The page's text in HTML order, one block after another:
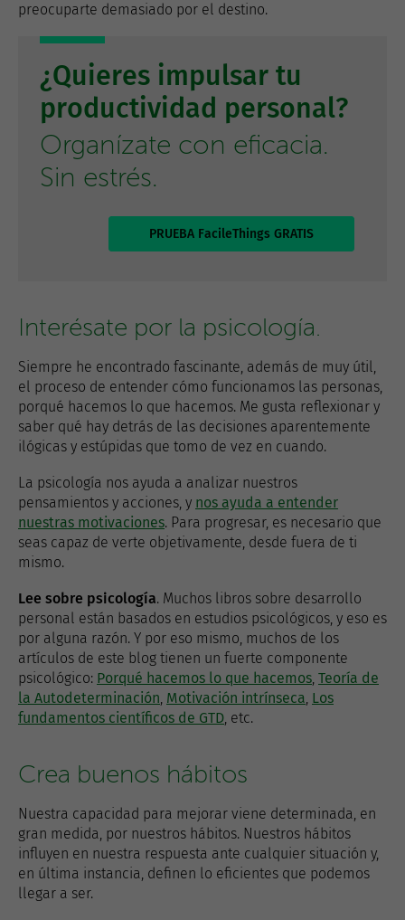
preocuparte demasiado por el destino.
¿Quieres impulsar tu
productividad personal?
Organízate con eficacia.
Sin estrés.
PRUEBA FacileThings GRATIS
Interésate por la psicología.
Siempre he encontrado fascinante, además de muy útil,
el proceso de entender cómo funcionamos las personas,
porqué hacemos lo que hacemos. Me gusta reflexionar y
saber qué hay detrás de las decisiones aparentemente
ilógicas y estúpidas que tomo de vez en cuando.
La psicología nos ayuda a analizar nuestros
pensamientos y acciones, y nos ayuda a entender
nuestras motivaciones. Para progresar, es necesario que
seas capaz de verte objetivamente, desde fuera de ti
mismo.
Lee sobre psicología. Muchos libros sobre desarrollo
personal están basados en estudios psicológicos, y eso es
por alguna razón. Y por eso mismo, muchos de los
artículos de este blog tienen un fuerte componente
psicológico: Porqué hacemos lo que hacemos, Teoría de
la Autodeterminación, Motivación intrínseca, Los
fundamentos científicos de GTD, etc.
Crea buenos hábitos
Nuestra capacidad para mejorar viene determinada, en
gran medida, por nuestros hábitos. Nuestros hábitos
influyen en nuestra respuesta ante cualquier situación y,
en última instancia, definen lo eficientes que podemos
llegar a ser.